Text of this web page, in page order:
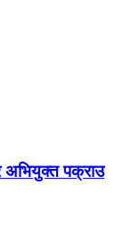
अभियुक्त पक्राउ